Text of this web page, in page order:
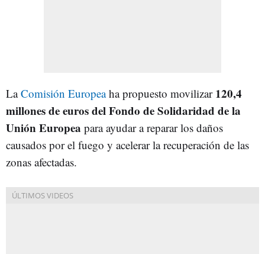
LaComisión Europeaha propuesto movilizar 120,4
millones de euros del Fondo de Solidaridad de la
Unión Europea para ayudar a reparar los daños
causados por el fuego y acelerar la recuperación de las
zonas afectadas.